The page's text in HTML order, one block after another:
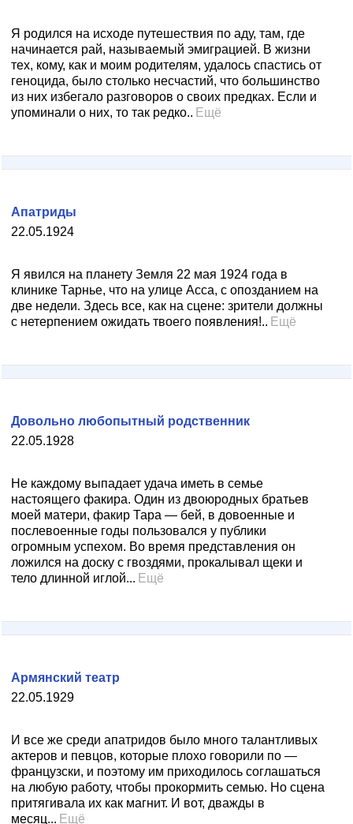
Я родился на исходе путешествия по аду, там, где
начинается рай, называемый эмиграцией. В жизни
тех, кому, как и моим родителям, удалось спастись от
геноцида, было столько несчастий, что большинство
из них избегало разговоров о своих предках. Если и
упоминали о них, то так редко.. Ещё
22.05.1924
Апатриды
Я явился на планету Земля 22 мая 1924 года в
клинике Тарнье, что на улице Асса, с опозданием на
две недели. Здесь все, как на сцене: зрители должны
с нетерпением ожидать твоего появления!.. Ещё
22.05.1928
Довольно любопытный родственник
Не каждому выпадает удача иметь в семье
настоящего факира. Один из двоюродных братьев
моей матери, факир Тара — бей, в довоенные и
послевоенные годы пользовался у публики
огромным успехом. Во время представления он
ложился на доску с гвоздями, прокалывал щеки и
тело длинной иглой... Ещё
22.05.1929
Армянский театр
И все же среди апатридов было много талантливых
актеров и певцов, которые плохо говорили по —
французски, и поэтому им приходилось соглашаться
на любую работу, чтобы прокормить семью. Но сцена
притягивала их как магнит. И вот, дважды в
месяц... Ещё